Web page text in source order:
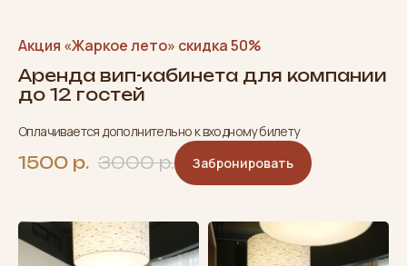
Акция «Жаркое лето» скидка 50%
Аренда вип-кабинета для компании
до 12 гостей
Оплачивается дополнительно к входному билету
1500 р. 3000 р. Забронировать